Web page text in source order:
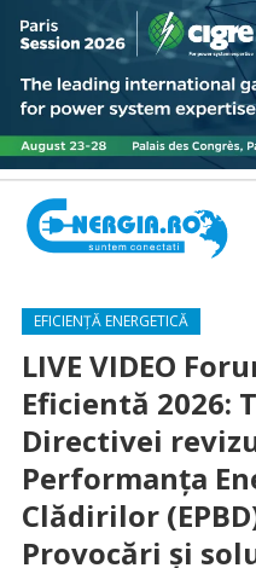
EFICIENȚĂ ENERGETICĂ
LIVE VIDEO
Eficientă 2026:
Directivei
Performanța
Clădirilor
Provocări și